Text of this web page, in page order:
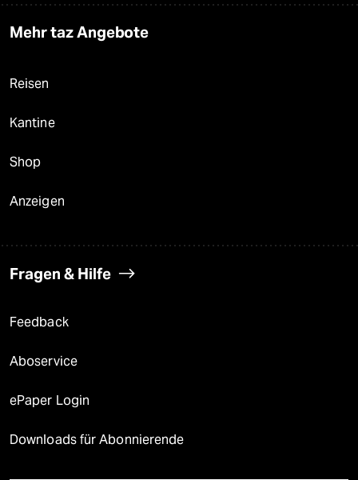
Mehr taz Angebote
Reisen
Kantine
Shop
Anzeigen
Fragen & Hilfe
Feedback
Aboservice
ePaper Login
Downloads für Abonnierende